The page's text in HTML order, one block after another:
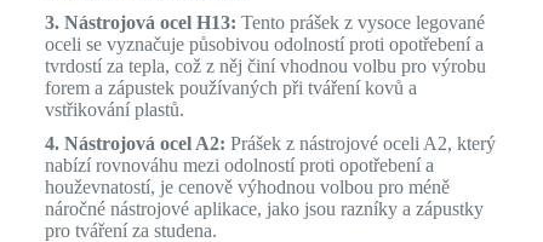
3. Nástrojová ocel H13: Tento prášek z vysoce legované
oceli se vyznačuje působivou odolností proti opotřebení a
tvrdostí za tepla, což z něj činí vhodnou volbu pro výrobu
forem a zápustek používaných při tváření kovů a
vstřikování plastů.
4. Nástrojová ocel A2: Prášek z nástrojové oceli A2, který
nabízí rovnováhu mezi odolností proti opotřebení a
houževnatostí, je cenově výhodnou volbou pro méně
náročné nástrojové aplikace, jako jsou razníky a zápustky
pro tváření za studena.